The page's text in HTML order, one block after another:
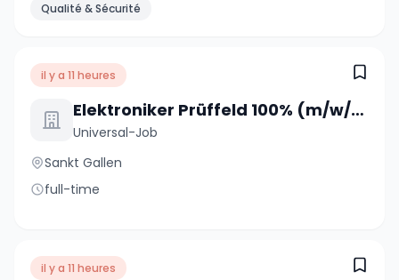
Qualité & Sécurité
il y a 11 heures
Elektroniker Prüffeld 100% (m/w/d)
Universal-Job
Sankt Gallen
full-time
il y a 11 heures